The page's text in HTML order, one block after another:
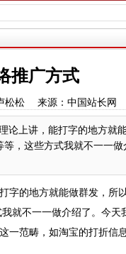
推广方式
松松 来源：中国站长网
上讲，能打字的地方就
，这些方式我就不一一
字的地方就能做群发，所
就不一一做介绍了。今天
一范畴，如淘宝的打折信